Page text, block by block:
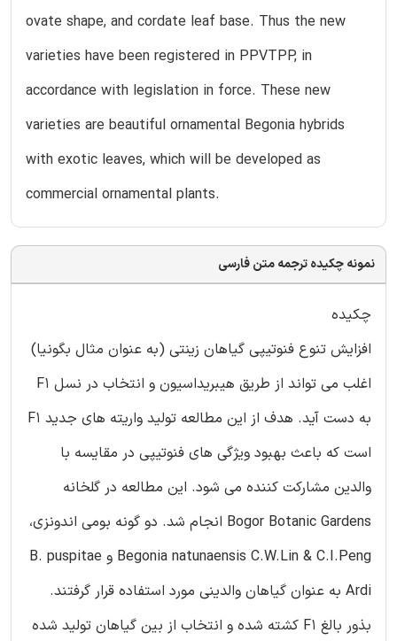
ovate shape, and cordate leaf base. Thus the new
varieties have been registered in PPVTPP, in
accordance with legislation in force. These new
varieties are beautiful ornamental Begonia hybrids
with exotic leaves, which will be developed as
commercial ornamental plants.
نمونه چکیده ترجمه متن فارسی
چکیده
افزایش تنوع فنوتیپی گیاهان زینتی (به عنوان مثال بگونیا)
اغلب می تواند از طریق هیبریداسیون و انتخاب در نسل F1
به دست آید. هدف از این مطالعه تولید واریته های جدید F1
است که باعث بهبود ویژگی های فنوتیپی در مقایسه با
والدین مشارکت کننده می شود. این مطالعه در گلخانه
Bogor Botanic Gardens انجام شد. دو گونه بومی اندونزی،
Begonia natunaensis C.W.Lin & C.I.Peng و B. puspitae
Ardi به عنوان گیاهان والدینی مورد استفاده قرار گرفتند.
بذور بالغ F1 کشته شده و انتخاب از بین گیاهان تولید شده